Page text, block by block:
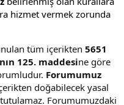
hizmet vermek zorunda
tüm içerikten 5651
125. maddesine göre
Forumumuz
doğabilecek yasal
Forumumuzdaki